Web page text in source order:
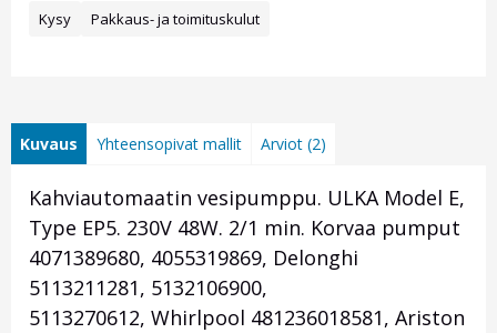
Kysy Pakkaus- ja toimituskulut
Kuvaus Yhteensopivat mallit Arviot (2)
Kahviautomaatin vesipumppu. ULKA Model E,
Type EP5. 230V 48W. 2/1 min. Korvaa pumput
4071389680, 4055319869, Delonghi
5113211281, 5132106900,
5113270612, Whirlpool 481236018581, Ariston